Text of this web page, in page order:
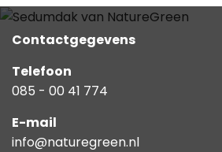
Contactgegevens
Telefoon
085 - 00 41 774
E-mail
info@naturegreen.nl